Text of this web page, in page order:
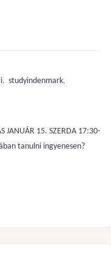
, studyindenmark,
JANUÁR 15. SZERDA 17:30-
tanulni ingyenesen?